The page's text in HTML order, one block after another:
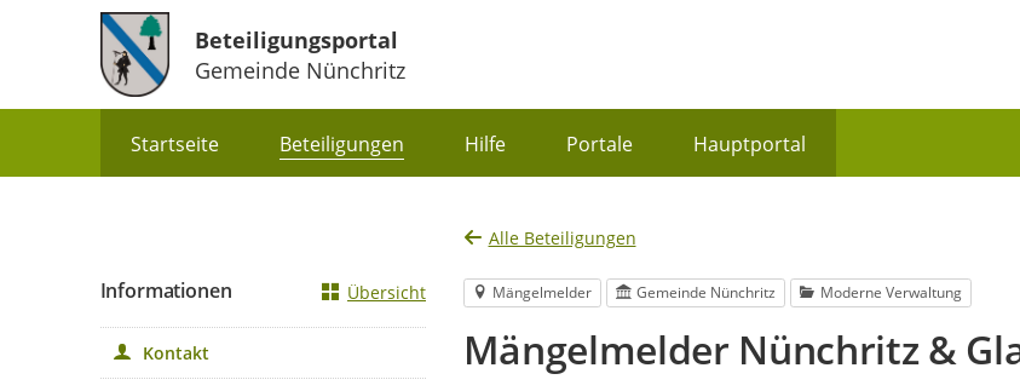
Beteiligungsportal
Gemeinde Nünchritz
Startseite Beteiligungen Hilfe Portale Hauptportal
Alle Beteiligungen
Mängelmelder Gemeinde Nünchritz Moderne Verwaltung
Mängelmelder Nünchritz &
Informationen Übersicht
Kontakt